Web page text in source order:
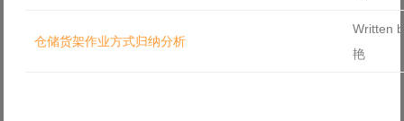
仓储货架作业方式归纳分析
Written
艳